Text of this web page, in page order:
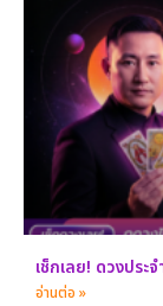
เช็กเลย! ดวงปร
อ่านต่อ »